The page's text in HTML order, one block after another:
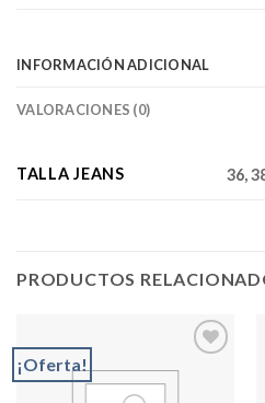
INFORMACIÓN ADICIONAL
VALORACIONES (0)
TALLA JEANS 36,
PRODUCTOS
¡Oferta!